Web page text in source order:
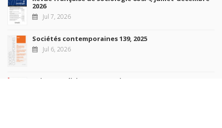
2026
Jul 7, 2026
Sociétés contemporaines 139, 2025
Jul 6, 2026
Raisons politiques 102, mai 2026